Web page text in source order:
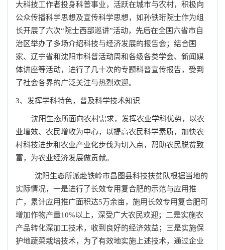
大科技工作者投身科普事业，活跃在城市与农村，积极向
公众传播科学思想及宣传科学思想，如孙铁珩院士作为组
长开展了六次“院士西部巡讲”活动，先后在全国六省市自
治区举办了多场介绍科技与经济发展的报告会；结合国
家、辽宁省和沈阳市科普活动周和各级各类学会、新闻媒
体讲座等活动，进行了几十次的专题科普宣传报告，受到
了社会各界的广泛关注与热烈欢迎。
3、发挥学科特色，普及科学技术知识
沈阳生态所面向农村需求，发挥农业学科优势， 以农
业增效、农民增收为中心，以提高农民科学素质，加快农
村科技进步和农业产业化步伐为切入点， 帮助农民脱贫致
富，为农业经济发展做贡献。
沈阳生态所派赴铁岭市昌图县科技扶贫队根据当地的
实际情况，一是进行了长效专用复合肥的示范与应用推
广，累计应用推广面积达5万余亩，施用长效专用复合肥可
增加作物产量10%以上，深受广大农民欢迎；二是实施农
产品转化深加工技术，收到良好的经济效益；三是实施保
护地蔬菜栽培技术，为了有效地实施上述技术，通过企业